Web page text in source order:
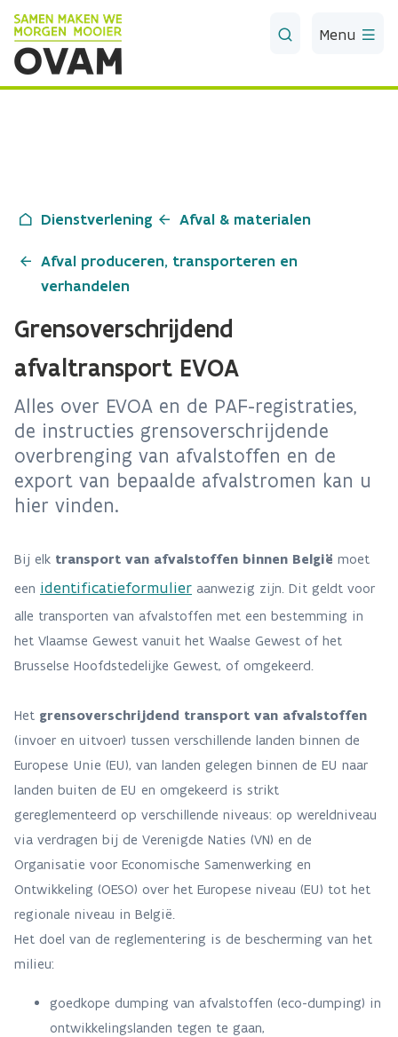
Skip to Main Content
Menu
Dienstverlening Afval & materialen
Afval produceren, transporteren en
verhandelen
Grensoverschrijdend
afvaltransport EVOA
Alles over EVOA en de PAF-registraties,
de instructies grensoverschrijdende
overbrenging van afvalstoffen en de
export van bepaalde afvalstromen kan u
hier vinden.
Bij elk transport van afvalstoffen binnen België moet
een identificatieformulier aanwezig zijn. Dit geldt voor
alle transporten van afvalstoffen met een bestemming in
het Vlaamse Gewest vanuit het Waalse Gewest of het
Brusselse Hoofdstedelijke Gewest, of omgekeerd.
Het grensoverschrijdend transport van afvalstoffen
(invoer en uitvoer) tussen verschillende landen binnen de
Europese Unie (EU), van landen gelegen binnen de EU naar
landen buiten de EU en omgekeerd is strikt
gereglementeerd op verschillende niveaus: op wereldniveau
via verdragen bij de Verenigde Naties (VN) en de
Organisatie voor Economische Samenwerking en
Ontwikkeling (OESO) over het Europese niveau (EU) tot het
regionale niveau in België.
Het doel van de reglementering is de bescherming van het
milieu:
goedkope dumping van afvalstoffen (eco-dumping) in
ontwikkelingslanden tegen te gaan,